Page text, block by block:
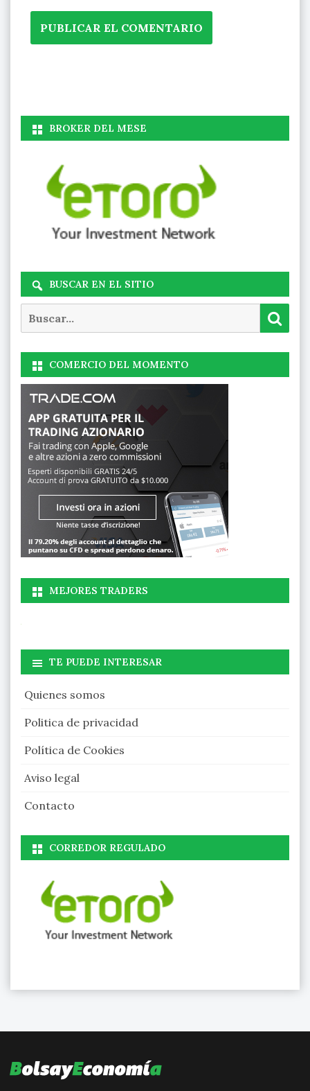
BROKER DEL MESE
BUSCAR EN EL SITIO
COMERCIO DEL MOMENTO
MEJORES TRADERS
TE PUEDE INTERESAR
Quienes somos
Politica de privacidad
Política de Cookies
Aviso legal
Contacto
CORREDOR REGULADO